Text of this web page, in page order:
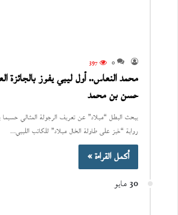
0
397
محمد النعاس.. أول ليبي يفوز بالجائزة
حسن بن محمد
يبحث البطل “ميلاد” عن تعريف الرجولة المثالي
رواية “خبز على طاولة الخال ميلاد” للكاتب الليبي…
أكمل القراءة »
30 مايو